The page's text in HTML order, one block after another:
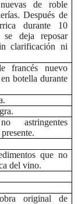
de roble
Después de
durante 10
deja reposar
clarificación ni
francés nuevo
botella durante
astringentes
que no
del vino.
original de